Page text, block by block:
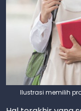
Ilustrasi memilih